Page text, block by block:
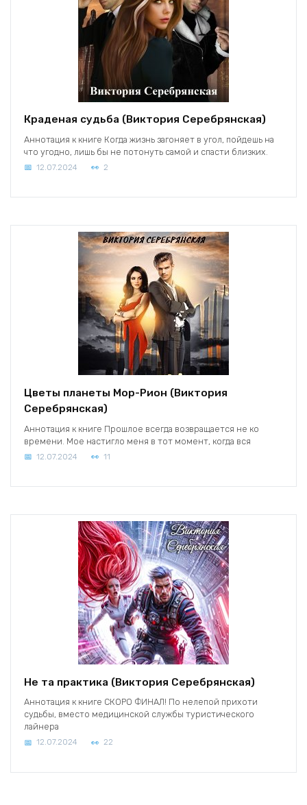
Краденая судьба (Виктория Серебрянская)
Аннотация к книге Когда жизнь загоняет в угол, пойдешь на
что угодно, лишь бы не потонуть самой и спасти близких.
12.07.2024 2
Цветы планеты Мор-Рион (Виктория
Серебрянская)
Аннотация к книге Прошлое всегда возвращается не ко
времени. Мое настигло меня в тот момент, когда вся
12.07.2024 11
Не та практика (Виктория Серебрянская)
Аннотация к книге СКОРО ФИНАЛ! По нелепой прихоти
судьбы, вместо медицинской службы туристического
лайнера
12.07.2024 22